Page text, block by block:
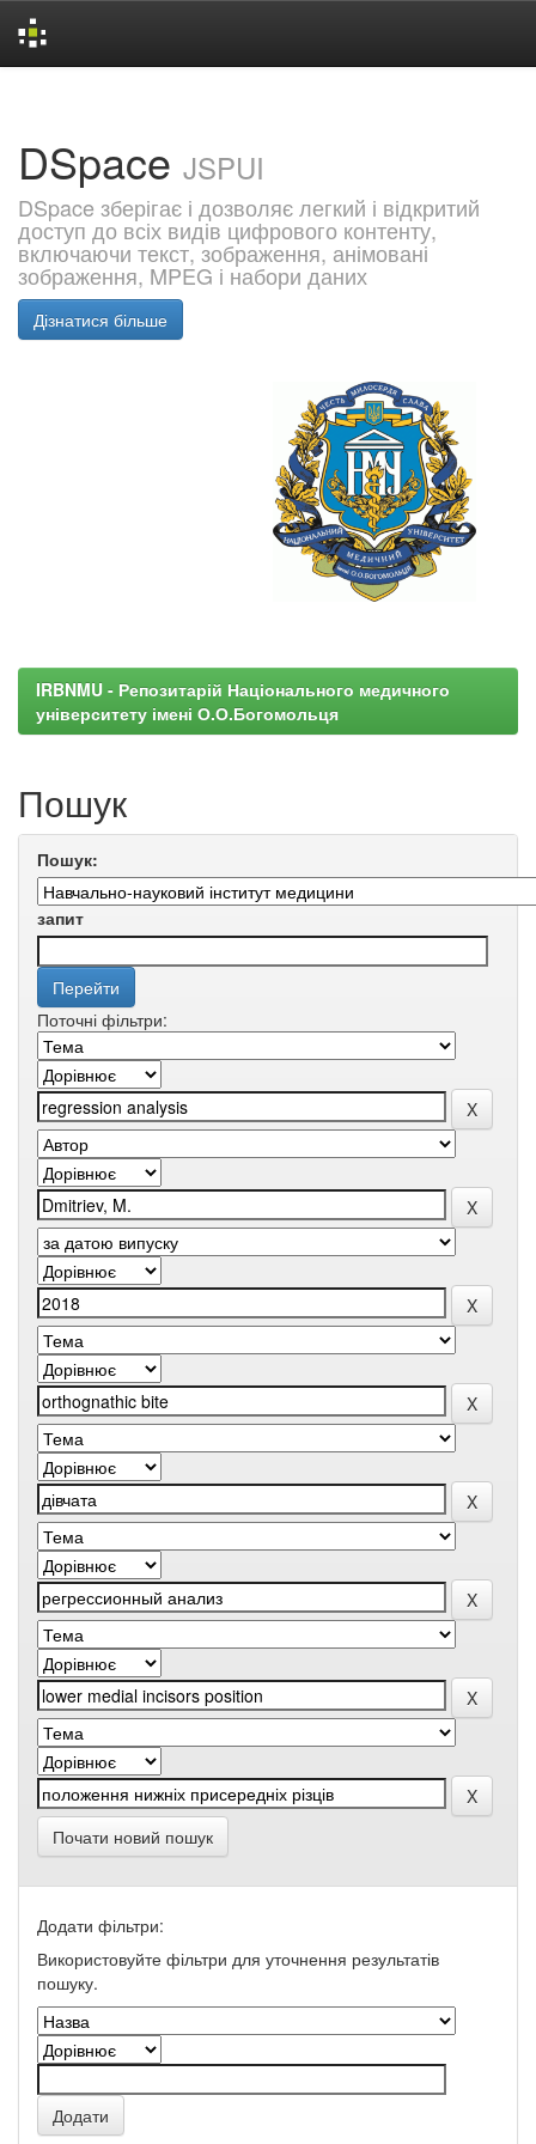
DSpace JSPUI
DSpace зберігає і дозволяє легкий і відкритий
доступ до всіх видів цифрового контенту,
включаючи текст, зображення, анімовані
зображення, MPEG і набори даних
Дізнатися більше
IRBNMU - Репозитарій Національного медичного
університету імені О.О.Богомольця
Пошук
Пошук:
запит
Поточні фільтри:
Почати новий пошук
Додати фільтри:
Використовуйте фільтри для уточнення результатів
пошуку.